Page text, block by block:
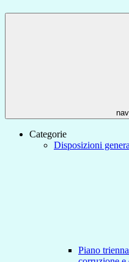
Categorie
Disposizioni
Piano